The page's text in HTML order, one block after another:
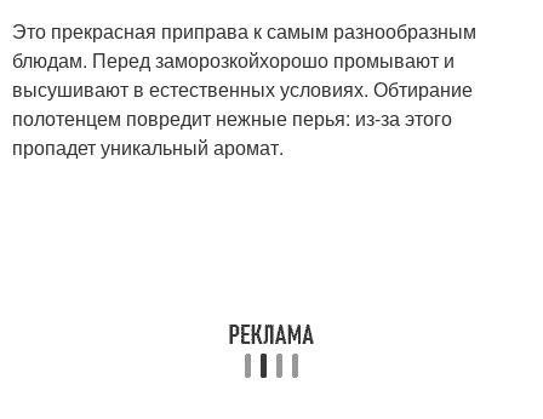
Это прекрасная приправа к самым разнообразным
блюдам. Перед заморозкойхорошо промывают и
высушивают в естественных условиях. Обтирание
полотенцем повредит нежные перья: из-за этого
пропадет уникальный аромат.